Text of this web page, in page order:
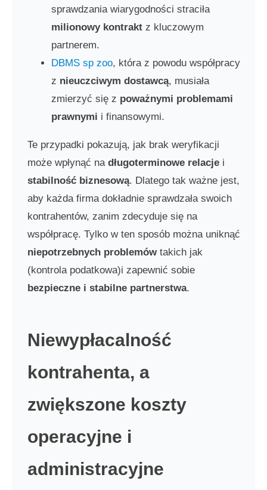
sprawdzania wiarygodności straciła
milionowy kontraktz kluczowym
partnerem.
DBMS sp zoo, która z powodu współpracy
z nieuczciwym dostawcą, musiała
zmierzyć się z poważnymi problemami
prawnymi i finansowymi.
Te przypadki pokazują, jak brak weryfikacji
może wpłynąć na długoterminowe relacjei
stabilność biznesową. Dlatego tak ważne jest,
aby każda firma dokładnie sprawdzała swoich
kontrahentów, zanim zdecyduje się na
współpracę. Tylko w ten sposób można uniknąć
niepotrzebnych problemówtakich jak
(kontrola podatkowa)i zapewnić sobie
bezpieczne i stabilne partnerstwa.
Niewypłacalność
kontrahenta, a
zwiększone koszty
operacyjne i
administracyjne